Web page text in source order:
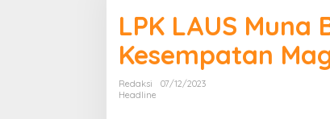
K
L
A
U
LPK LAUS
Kesempatan
Redaksi
07/12/2023
Headline